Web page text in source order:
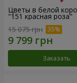
Цветы в белой
"151 красная роза"
15 075 грн
Заказать